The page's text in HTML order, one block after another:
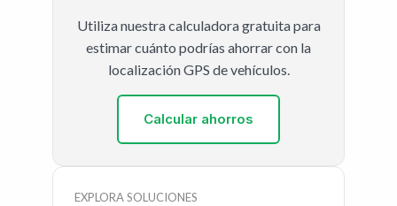
Utiliza nuestra calculadora gratuita para
estimar cuánto podrías ahorrar con la
localización GPS de vehículos.
Calcular ahorros
EXPLORA SOLUCIONES